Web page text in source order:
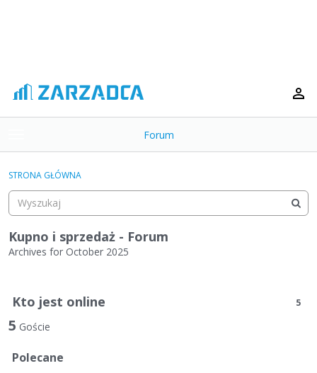
o
g
e
m
e
n
Forum
Kategorie
Dyskusje
Aktywność
STRONA GŁÓWNA
Kupno i sprzedaż - Forum
Archives for October 2025
s
t
d
Kto jest online 5
5 Goście
Polecane